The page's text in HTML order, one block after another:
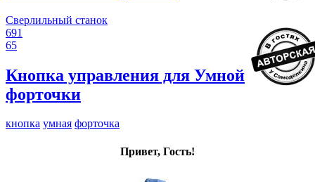
Сверлильный станок
691
65
Кнопка управления для Умной
форточки
кнопка умная форточка
Привет, Гость!